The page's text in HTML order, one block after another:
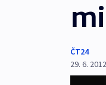
ČT24
29. 6. 2012